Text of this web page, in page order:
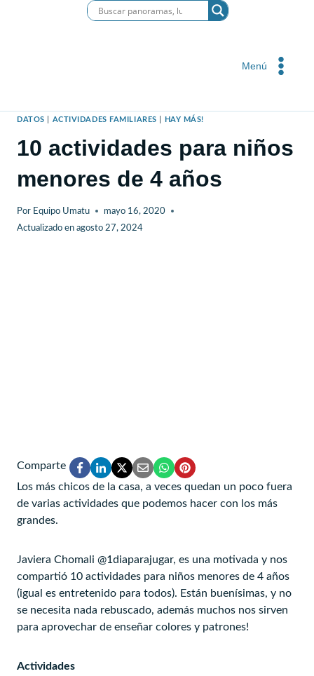
Menú
DATOS ACTIVIDADES FAMILIARES HAY MÁS!
10 actividades para niños
menores de 4 años
Por Equipo Umatu
mayo 16, 2020
Actualizado en agosto 27, 2024
Comparte
Los más chicos de la casa, a veces quedan un poco fuera
de varias actividades que podemos hacer con los más
grandes.
Javiera Chomali @1diaparajugar, es una motivada y nos
compartió 10 actividades para niños menores de 4 años
(igual es entretenido para todos). Están buenísimas, y no
se necesita nada rebuscado, además muchos nos sirven
para aprovechar de enseñar colores y patrones!
Actividades